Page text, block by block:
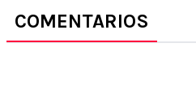
COMENTARIOS